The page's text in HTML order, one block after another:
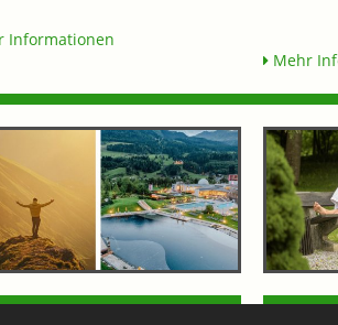
Informationen
Mehr
& THERMEN: ALPINA 1